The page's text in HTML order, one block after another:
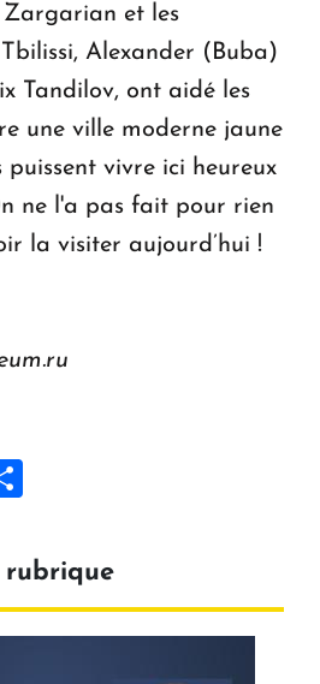
et les
Alexander (Buba)
Tandilov, ont aidé les
une ville moderne jaune
vivre ici heureux
ne l'a pas fait pour rien
la visiter aujourd’hui !
rubrique